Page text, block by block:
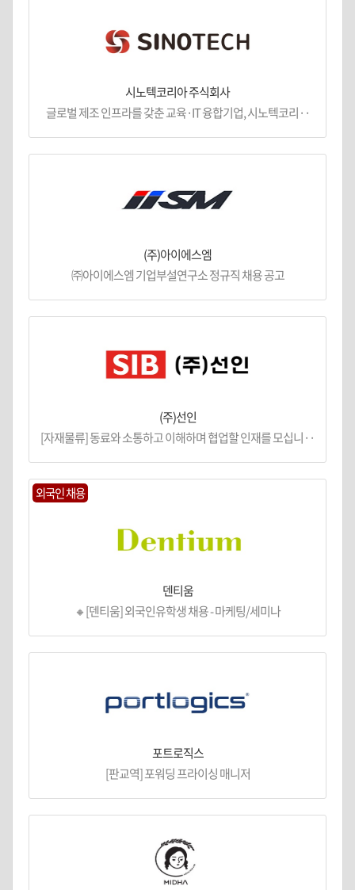
시노텍코리아 주식회사
글로벌 제조 인프라를 갖춘 교육·IT 융합기업, 시노텍코리··
(주)아이에스엠
㈜아이에스엠 기업부설연구소 정규직 채용 공고
(주)선인
[자재물류] 동료와 소통하고 이해하며 협업할 인재를 모십니··
외국인 채용
덴티움
🔸[덴티움] 외국인유학생 채용 - 마케팅/세미나
포트로직스
[판교역] 포워딩 프라이싱 매니저